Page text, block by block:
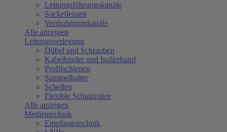
Leitungsführungskanäle
Sockelleisten
Verdrahtungskanäle
Alle anzeigen
Leitungsverlegung
Dübel und Schrauben
Kabelbinder und Isolierband
Profilschienen
Sammelhalter
Schellen
Flexible Schutzrohre
Alle anzeigen
Medientechnik
Empfangstechnik